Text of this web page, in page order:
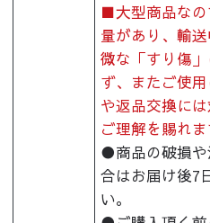
■大型商品なの
量があり、輸
微な「すり傷
ず、またご使
や返品交換に
ご理解を賜れま
●商品の破損や
合はお届け後7
い。